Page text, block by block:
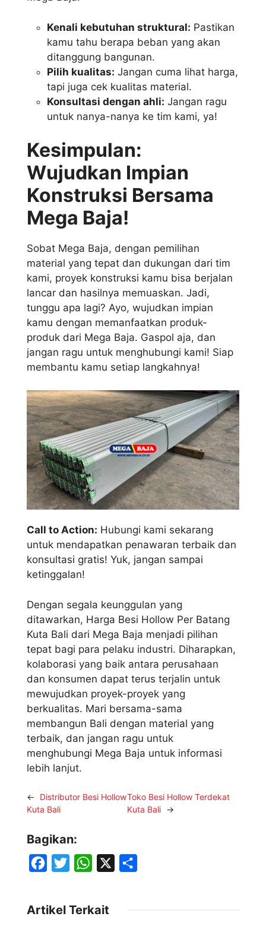
Kenali kebutuhan struktural: Pastikan
kamu tahu berapa beban yang akan
ditanggung bangunan.
Pilih kualitas: Jangan cuma lihat harga,
tapi juga cek kualitas material.
Konsultasi dengan ahli: Jangan ragu
untuk nanya-nanya ke tim kami, ya!
Kesimpulan:
Wujudkan Impian
Konstruksi Bersama
Mega Baja!
Sobat Mega Baja, dengan pemilihan
material yang tepat dan dukungan dari tim
kami, proyek konstruksi kamu bisa berjalan
lancar dan hasilnya memuaskan. Jadi,
tunggu apa lagi? Ayo, wujudkan impian
kamu dengan memanfaatkan produk-
produk dari Mega Baja. Gaspol aja, dan
jangan ragu untuk menghubungi kami! Siap
membantu kamu setiap langkahnya!
Call to Action: Hubungi kami sekarang
untuk mendapatkan penawaran terbaik dan
konsultasi gratis! Yuk, jangan sampai
ketinggalan!
Dengan segala keunggulan yang
ditawarkan, Harga Besi Hollow Per Batang
Kuta Bali dari Mega Baja menjadi pilihan
tepat bagi para pelaku industri. Diharapkan,
kolaborasi yang baik antara perusahaan
dan konsumen dapat terus terjalin untuk
mewujudkan proyek-proyek yang
berkualitas. Mari bersama-sama
membangun Bali dengan material yang
terbaik, dan jangan ragu untuk
menghubungi Mega Baja untuk informasi
lebih lanjut.
←
Distributor Besi Hollow
Kuta Bali
Toko Besi Hollow Terdekat
Kuta Bali →
Bagikan:
e
t
t
Artikel Terkait